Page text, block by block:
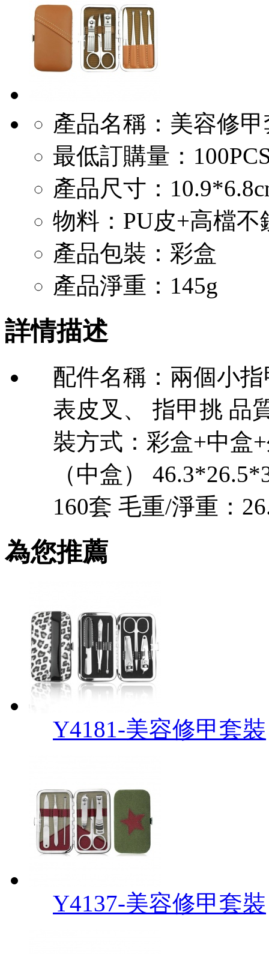
產品名稱：美容修
最低訂購量：
產品尺寸：
物料：PU皮+高檔不
產品包裝：彩盒
產品淨重：145g
詳情描述
配件名稱：兩個小
表皮叉、 指甲挑 品
裝方式：彩盒+中盒
（中盒）
160套 毛重/淨重：
為您推薦
Y4181-美容修甲套裝
Y4137-美容修甲套裝